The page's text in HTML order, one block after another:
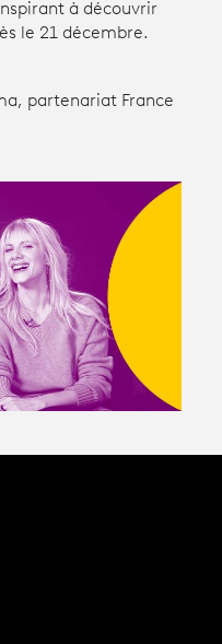
à découvrir
le 21 décembre.
partenariat France